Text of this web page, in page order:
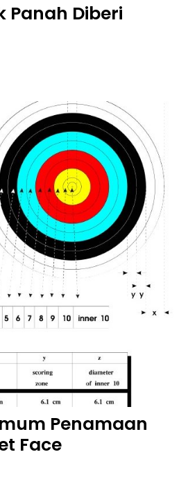
Panah Diberi
Penamaan
Face